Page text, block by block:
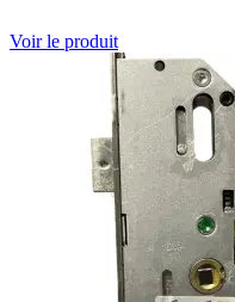
Voir le produit